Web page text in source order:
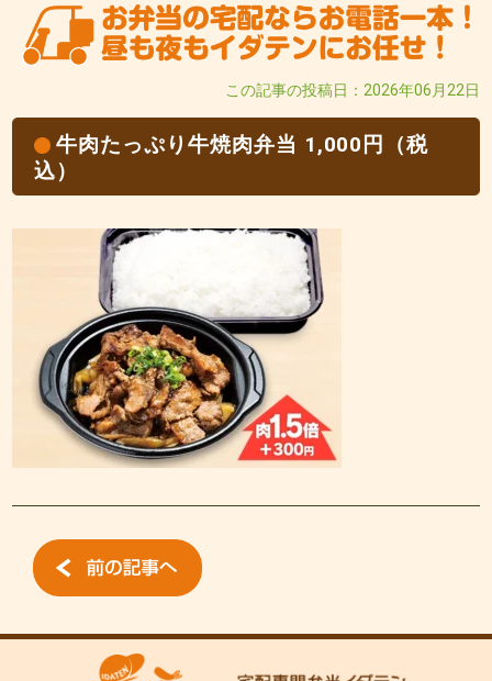
この記事の投稿日：2026年06月22日
牛肉たっぷり牛焼肉弁当 1,000円（税
込）